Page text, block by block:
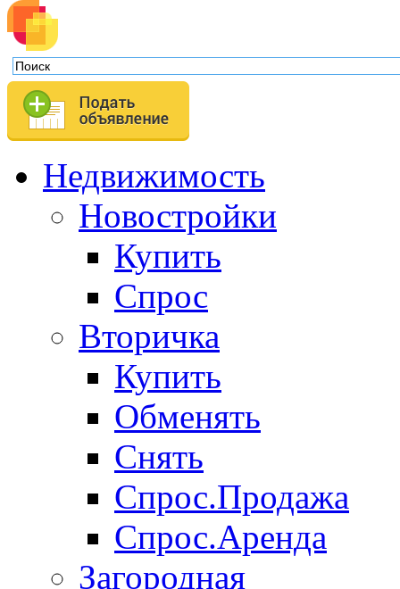
Недвижимость
Новостройки
Купить
Спрос
Вторичка
Купить
Обменять
Снять
Спрос.Продажа
Спрос.Аренда
Загородная